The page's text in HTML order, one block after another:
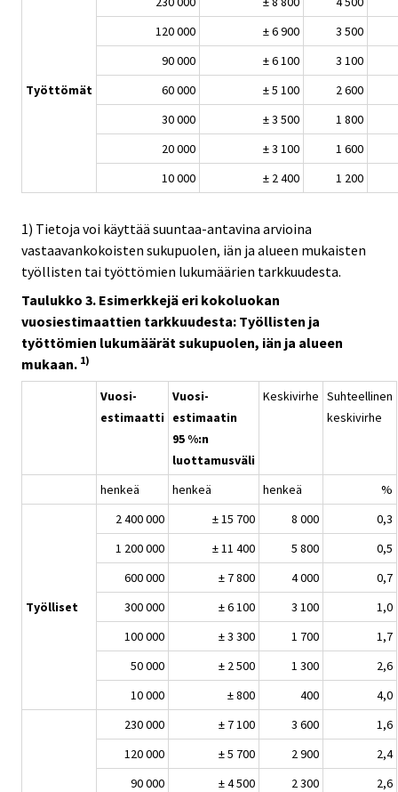
Työttömät
120 000
± 6 900
3 500
90 000
± 6 100
3 100
60 000
± 5 100
2 600
30 000
± 3 500
1 800
20 000
± 3 100
1 600
10 000
± 2 400 1 200
1) Tietoja voi käyttää suuntaa-antavina arvioina
vastaavankokoisten sukupuolen, iän ja alueen mukaisten
työllisten tai työttömien lukumäärien tarkkuudesta.
Taulukko 3. Esimerkkejä eri kokoluokan
vuosiestimaattien tarkkuudesta: Työllisten ja
työttömien lukumäärät sukupuolen, iän ja alueen
mukaan. 1)
Vuosi-
estimaatti
Vuosi-
estimaatin
95 %:n
luottamusväli
Keskivirhe Suhteellinen
keskivirhe
henkeä henkeä henkeä %
Työlliset
2 400 000 ± 15 700 8 000
0,3
1 200 000
± 11 400 5 800
0,5
600 000
± 7 800 4 000
0,7
300 000
± 6 100 3 100
1,0
100 000
± 3 300 1 700
1,7
50 000
± 2 500 1 300
2,6
10 000
± 800 400 4,0
230 000 ± 7 100 3 600
1,6
120 000
± 5 700 2 900
2,4
90 000
± 4 500 2 300
2,6